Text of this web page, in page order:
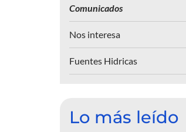
Comunicados
Nos interesa
Fuentes Hidricas
Lo más leído